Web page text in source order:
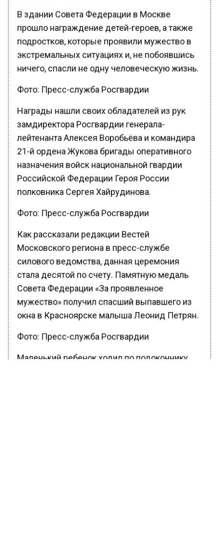
прошло награждение детей-героев, а также
подростков, которые проявили мужество в
экстремальных ситуациях и, не побоявшись
ничего, спасли не одну человеческую жизнь.
Фото: Пресс-служба Росгвардии
Награды нашли своих обладателей из рук
замдиректора Росгвардии генерала-
лейтенанта Алексея Воробьёва и командира
21-й ордена Жукова бригады оперативного
назначения войск национальной гвардии
Российской Федерации Героя России
полковника Сергея Хайрудинова.
Фото: Пресс-служба Росгвардии
Как рассказали редакции Вестей
Московского региона в пресс-службе
силового ведомства, данная церемония
стала десятой по счету. Памятную медаль
Совета Федерации «За проявленное
мужество» получил спасший выпавшего из
окна в Красноярске малыша Леонид Петрян.
Фото: Пресс-служба Росгвардии
Маленький ребенок ходил по подоконнику